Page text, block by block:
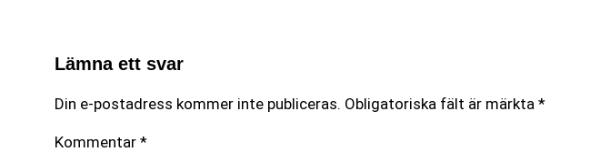
Lämna ett svar
Din e-postadress kommer inte publiceras. Obligatoriska fält är märkta *
Kommentar *